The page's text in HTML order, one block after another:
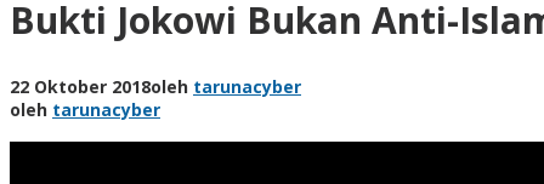
Bukti Jokowi Bukan Anti-
22 Oktober 2018oleh tarunacyber
oleh tarunacyber